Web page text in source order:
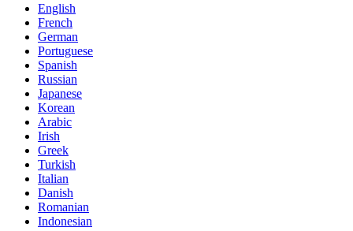
English
French
German
Portuguese
Spanish
Russian
Japanese
Korean
Arabic
Irish
Greek
Turkish
Italian
Danish
Romanian
Indonesian